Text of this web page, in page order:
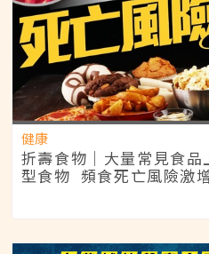
健康
折壽食物｜大量常見食
型食物 頻食死亡風險激